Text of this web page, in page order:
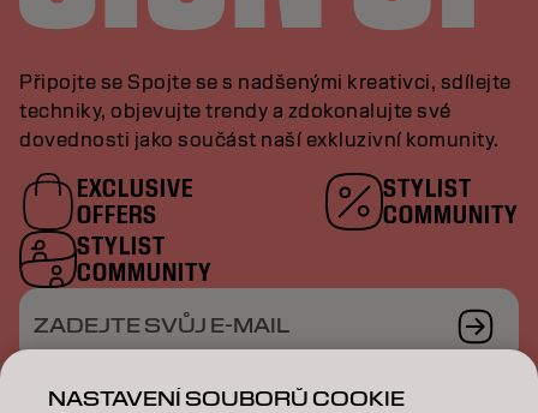
Připojte se Spojte se s nadšenými kreativci, sdílejte
techniky, objevujte trendy a zdokonalujte své
dovednosti jako součást naší exkluzivní komunity.
EXCLUSIVE
OFFERS
STYLIST
COMMUNITY
STYLIST
COMMUNITY
ZADEJTE SVŮJ E-MAIL
NASTAVENÍ SOUBORŮ COOKIE